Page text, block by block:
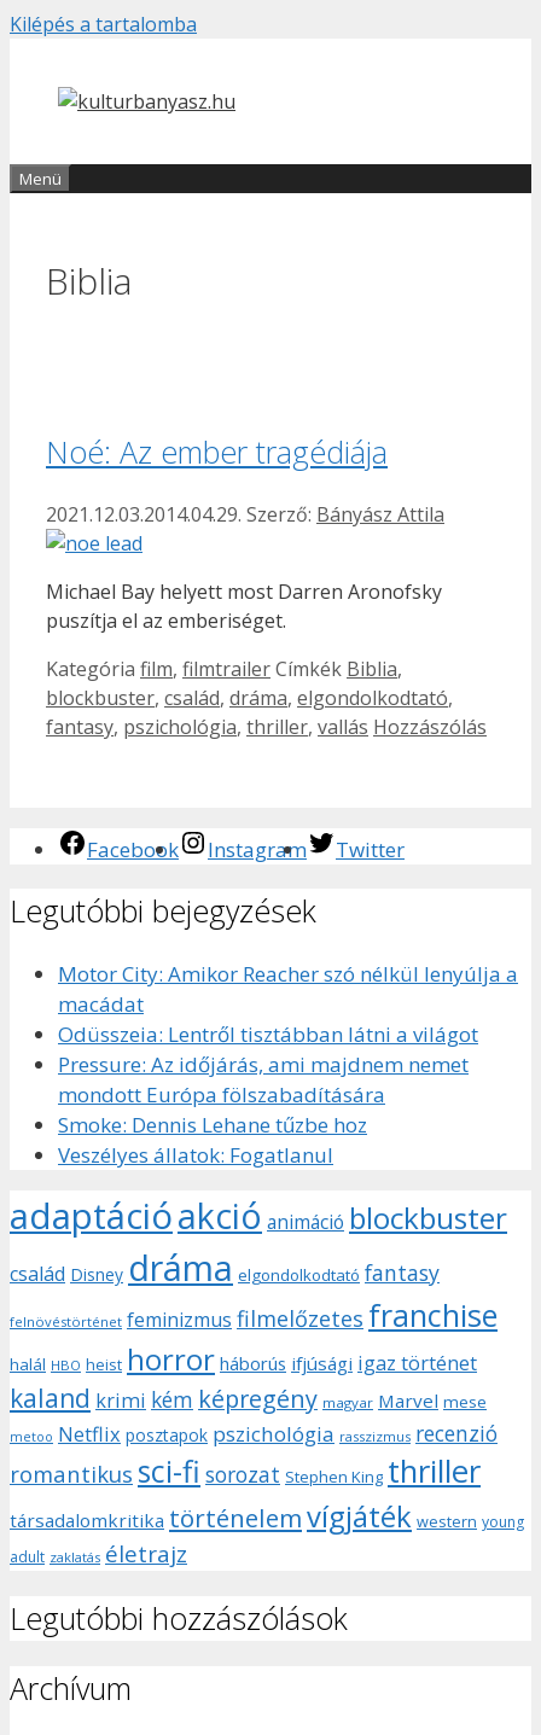
Kilépés a tartalomba
Menü
Biblia
Noé: Az ember tragédiája
2021.12.03.2014.04.29. Szerző: Bányász Attila
Michael Bay helyett most Darren Aronofsky
puszítja el az emberiséget.
Kategória film, filmtrailerCímkék Biblia,
blockbuster, család, dráma, elgondolkodtató,
fantasy, pszichológia, thriller, vallás Hozzászólás
Facebook Instagram Twitter
Legutóbbi bejegyzések
Motor City: Amikor Reacher szó nélkül lenyúlja a
macádat
Odüsszeia: Lentről tisztábban látni a világot
Pressure: Az időjárás, ami majdnem nemet
mondott Európa fölszabadítására
Smoke: Dennis Lehane tűzbe hoz
Veszélyes állatok: Fogatlanul
adaptációakció animáció blockbuster
család Disney dráma elgondolkodtató fantasy
felnövéstörténet feminizmus filmelőzetes franchise
halál HBO heist horror háborús ifjúsági igaz történet
kaland krimi kém képregény magyar Marvel mese
metoo Netflix posztapok pszichológia rasszizmus recenzió
romantikus sci-fi sorozat Stephen King thriller
társadalomkritika történelemvígjáték western young
adult zaklatás életrajz
Legutóbbi hozzászólások
Archívum